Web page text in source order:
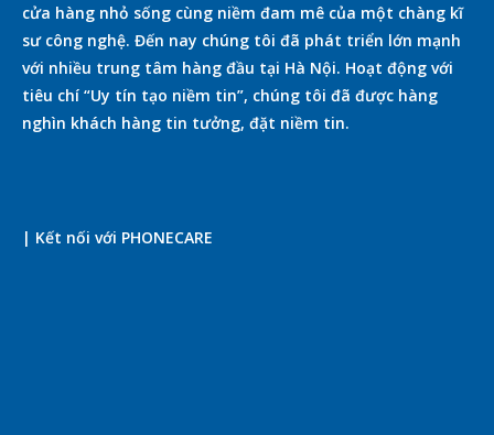
cửa hàng nhỏ sống cùng niềm đam mê của một chàng kĩ
sư công nghệ. Đến nay chúng tôi đã phát triển lớn mạnh
với nhiều trung tâm hàng đầu tại Hà Nội. Hoạt động với
tiêu chí “Uy tín tạo niềm tin”, chúng tôi đã được hàng
nghìn khách hàng tin tưởng, đặt niềm tin.
| Kết nối với PHONECARE